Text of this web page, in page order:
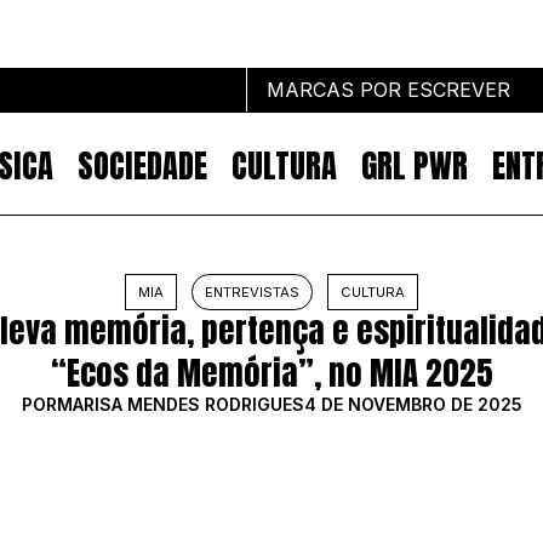
MARCAS POR ESCREVER
SOCIEDADE CULTURA GRL PWR
Marcas por escrever
NOTÍCIAS
MARKETING
IMPACTO
EMPREENDEDORISMO
MIA ENTREVISTAS CULTURA
memória, pertença e
“Ecos da Memória”, no MIA 2025
PORMARISA MENDES RODRIGUES4 DE NOVEMBRO DE 2025